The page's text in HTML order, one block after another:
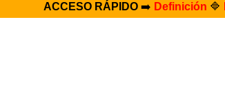
ACCESO RÁPIDO➡️ Definición 🔷